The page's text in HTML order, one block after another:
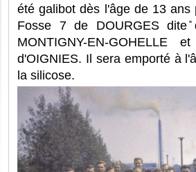
été galibot dès l'âge de 13 ans
Fosse 7 de DOURGES
MONTIGNY-EN-
d'OIGNIES. Il sera emporté à
la silicose.